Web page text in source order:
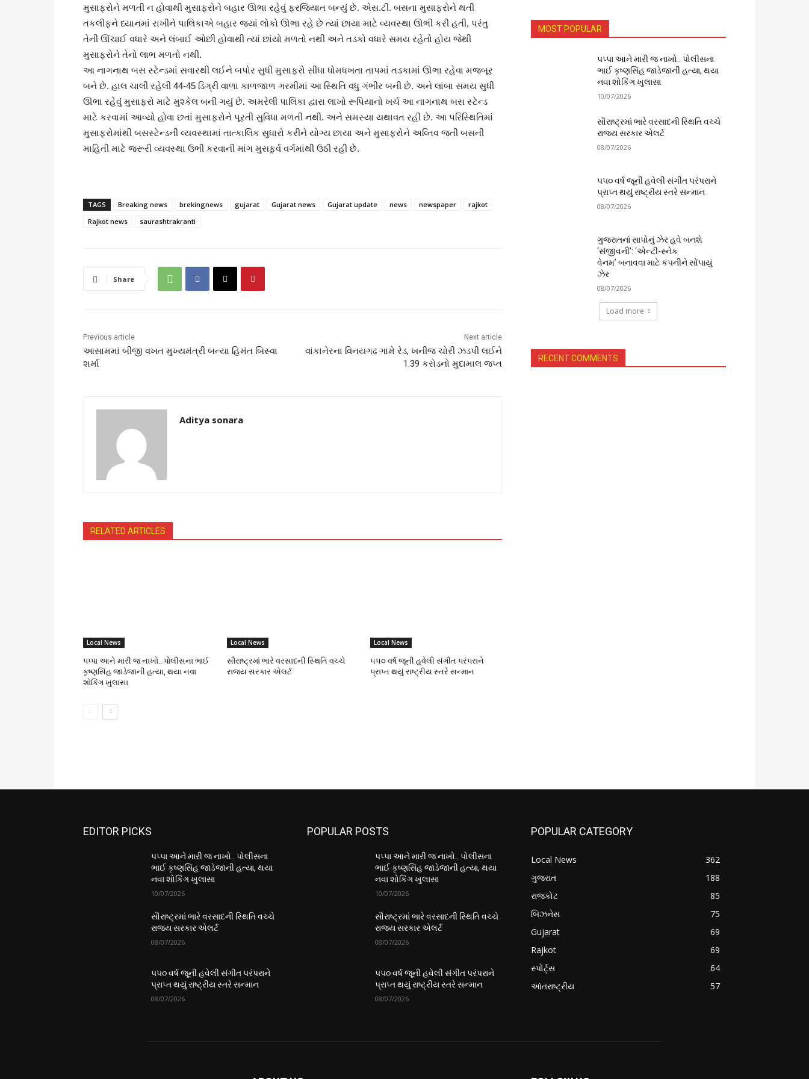
મુસાફરોને મળતી ન હોવાથી મુસાફરોને બહાર ઊભા રહેવું ફરજિયાત બન્યું છે. એસ.ટી. બસના મુસાફરોને થતી
તકલીફને ધ્યાનમાં રાખીને પાલિકાએ બહાર જ્યાં લોકો ઊભા રહે છે ત્યાં છાયા માટે વ્યવસ્થા ઊભી કરી હતી, પરંતુ
તેની ઊંચાઈ વધારે અને લંબાઈ ઓછી હોવાથી ત્યાં છાંયો મળતો નથી અને તડકો વધારે સમય રહેતો હોય જેથી
મુસાફરોને તેનો લાભ મળતો નથી.
આ નાગનાથ બસ સ્ટેન્ડમાં સવારથી લઈને બપોર સુધી મુસાફરો સીધા ધોમધખતા તાપમાં તડકામાં ઊભા રહેવા મજબૂર
બને છે. હાલ ચાલી રહેલી 44-45 ડિગ્રી વાળા કાળજાળ ગરમીમાં આ સ્થિતિ વધુ ગંભીર બની છે. અને લાંબા સમય સુધી
ઊભા રહેવું મુસાફરો માટે મુશ્કેલ બની ગયું છે. અમરેલી પાલિકા દ્વારા લાખો રૂપિયાનો ખર્ચ આ નાગનાથ બસ સ્ટેન્ડ
માટે કરવામાં આવ્યો હોવા છતાં મુસાફરોને પૂરતી સુવિધા મળતી નથી. અને સમસ્યા યથાવત રહી છે. આ પરિસ્થિતિમાં
મુસાફરોમાંથી બસસ્ટેન્ડની વ્યવસ્થામાં તાત્કાલિક સુધારો કરીને યોગ્ય છાયા અને મુસાફરોને અવ્તિવ જતી બસની
માહિતી માટે જરૂરી વ્યવસ્થા ઉભી કરવાની માંગ મુસફ઼ર્વ વર્ગમાંથી ઉઠી રહી છે.
TAGS Breaking news brekingnews gujarat Gujarat news Gujarat update news newspaper
rajkot
Rajkot news
saurashtrakranti
Share
Previous article
આસામમાં બીજી વખત મુખ્યમંત્રી બન્યા હિમંત બિસ્વા
શર્મા
Next article
વાંકાનેરના વિનયગઢ ગામે રેડ, ખનીજ ચોરી ઝડપી લઈને
1.39 કરોડનો મુદામાલ જપ્ત
Aditya sonara
RELATED ARTICLES
Local News
પપ્પા આને મારી જ નાખો.. પોલીસના ભાઈ
કૃષ્ણસિંહ જાડેજાની હત્યા, થયા નવા
શોકિંગ ખુલાસા
Local News
સૌરાષ્ટ્રમાં ભારે વરસાદની સ્થિતિ વચ્ચે
રાજ્ય સરકાર એલર્ટ
Local News
૫૫૦ વર્ષ જૂની હવેલી સંગીત પરંપરાને
પ્રાપ્ત થયું રાષ્ટ્રીય સ્તરે સન્માન
MOST POPULAR
પપ્પા આને મારી જ નાખો.. પોલીસના
ભાઈ કૃષ્ણસિંહ જાડેજાની હત્યા, થયા
નવા શોકિંગ ખુલાસા
10/07/2026
સૌરાષ્ટ્રમાં ભારે વરસાદની સ્થિતિ વચ્ચે
રાજ્ય સરકાર એલર્ટ
08/07/2026
૫૫૦ વર્ષ જૂની હવેલી સંગીત પરંપરાને
પ્રાપ્ત થયું રાષ્ટ્રીય સ્તરે સન્માન
08/07/2026
ગુજરાતનાં સાપોનું ઝેર હવે બનશે
‘સંજીવની’: ‘એન્ટી-સ્નેક
વેનમ’ બનાવવા માટે કંપનીને સોંપાયું
ઝેર
08/07/2026
Load more
RECENT COMMENTS
EDITOR PICKS
પપ્પા આને મારી જ નાખો.. પોલીસના
ભાઈ કૃષ્ણસિંહ જાડેજાની હત્યા, થયા
નવા શોકિંગ ખુલાસા
10/07/2026
સૌરાષ્ટ્રમાં ભારે વરસાદની સ્થિતિ વચ્ચે
રાજ્ય સરકાર એલર્ટ
08/07/2026
૫૫૦ વર્ષ જૂની હવેલી સંગીત પરંપરાને
પ્રાપ્ત થયું રાષ્ટ્રીય સ્તરે સન્માન
08/07/2026
POPULAR POSTS
પપ્પા આને મારી જ નાખો.. પોલીસના
ભાઈ કૃષ્ણસિંહ જાડેજાની હત્યા, થયા
નવા શોકિંગ ખુલાસા
10/07/2026
સૌરાષ્ટ્રમાં ભારે વરસાદની સ્થિતિ વચ્ચે
રાજ્ય સરકાર એલર્ટ
08/07/2026
૫૫૦ વર્ષ જૂની હવેલી સંગીત પરંપરાને
પ્રાપ્ત થયું રાષ્ટ્રીય સ્તરે સન્માન
08/07/2026
POPULAR CATEGORY
Local News
362
ગુજરાત
188
રાજકોટ
85
બિઝનેસ
75
Gujarat
69
Rajkot
69
સ્પોર્ટ્સ
64
આંતરાષ્ટ્રીય
57